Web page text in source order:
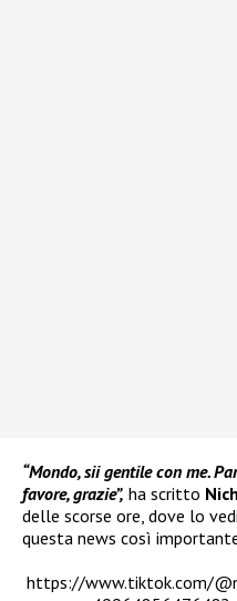
“Mondo, sii gentile con me.
favore, grazie”, ha scritto
delle scorse ore, dove lo
questa news così
https://www.tiktok.com/